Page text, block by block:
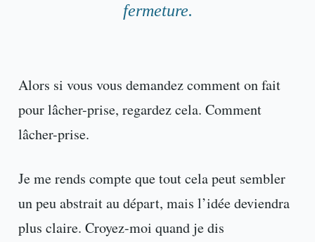
fermeture.
Alors si vous vous demandez comment on fait
pour lâcher-prise, regardez cela. Comment
lâcher-prise.
Je me rends compte que tout cela peut sembler
un peu abstrait au départ, mais l’idée deviendra
plus claire. Croyez-moi quand je dis